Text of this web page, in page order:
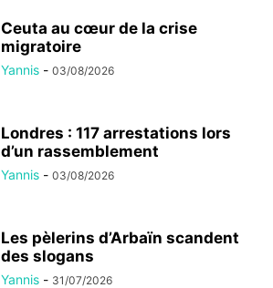
Ceuta au cœur de la crise
migratoire
Yannis - 03/08/2026
Londres : 117 arrestations lors
d’un rassemblement
Yannis - 03/08/2026
Les pèlerins d’Arbaïn scandent
des slogans
Yannis - 31/07/2026